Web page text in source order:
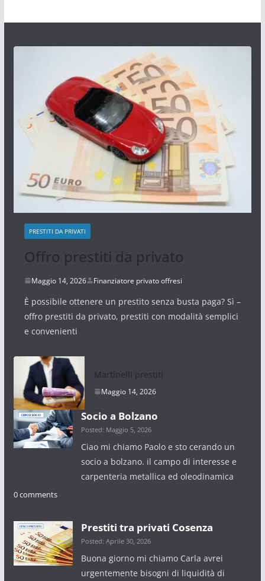
PRESTITI DA PRIVATI
Offro prestiti da privato
Maggio 14, 2026 Finanziatore privato offresi
È possibile ottenere un prestito senza busta paga? Sì –
offro prestiti da privato, prestiti con modalità semplici
e convenienti
Martinelli prestiti
Maggio 14, 2026
Socio a Bolzano
Posted: Maggio 5, 2026
Ciao mi chiamo Paolo e sto cerando un
socio a bolzano. il campo di interesse e
carpenteria metallica ed oleodinamica
0 comments
Prestiti tra privati Cosenza
Posted: Aprile 30, 2026
Buona giorno mi chiamo Carla avrei
urgentemente bisogni di liquidità di